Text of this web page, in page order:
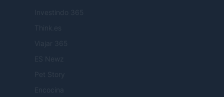
Investindo 365
Think.es
Viajar 365
ES Newz
Pet Story
Encocina